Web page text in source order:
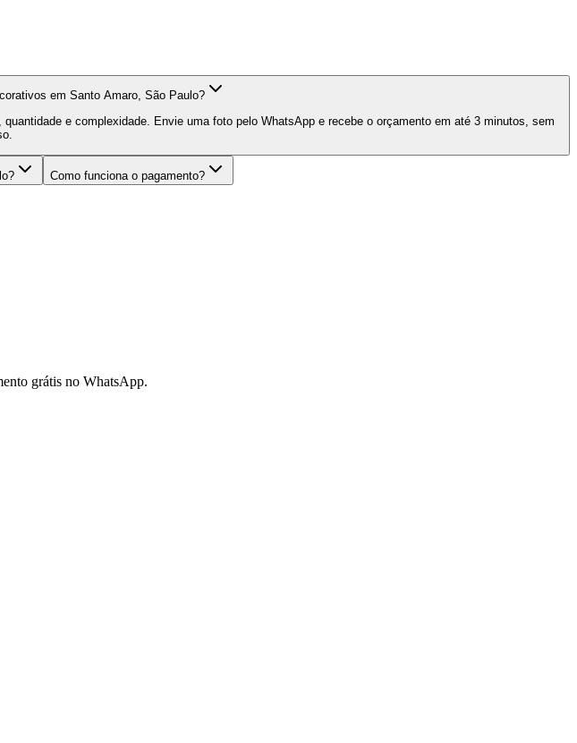
em Santo Amaro, São Paulo?
e complexidade. Envie uma foto pelo WhatsApp e recebe o orçamento em até 3 minutos, sem
Como funciona o pagamento?
grátis no WhatsApp.